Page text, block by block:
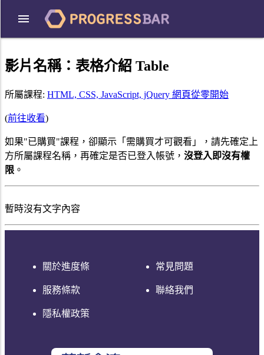
影片名稱： 表格介紹 Table
所屬課程: HTML, CSS, JavaScript, jQuery 網頁從零開始
(前往收看)
如果"已購買"課程，卻顯示「需購買才可觀看」，請先確定上
方所屬課程名稱，再確定是否已登入帳號， 沒登入即沒有權
限 。
暫時沒有文字內容
關於進度條
服務條款
隱私權政策
常見問題
聯絡我們